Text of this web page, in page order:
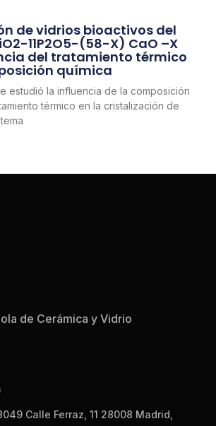
de vidrios bioactivos del
11P2O5-(58-X) CaO –X
del tratamiento térmico
química
estudió la influencia de la composición
térmico en la cristalización de
de Cerámica y Vidrio
Calle Ferraz, 11 28008 Madrid,